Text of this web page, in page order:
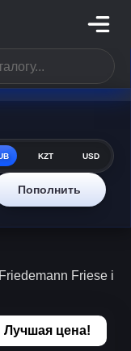
KZT USD
Пополнить
Friese
Лучшая цена!